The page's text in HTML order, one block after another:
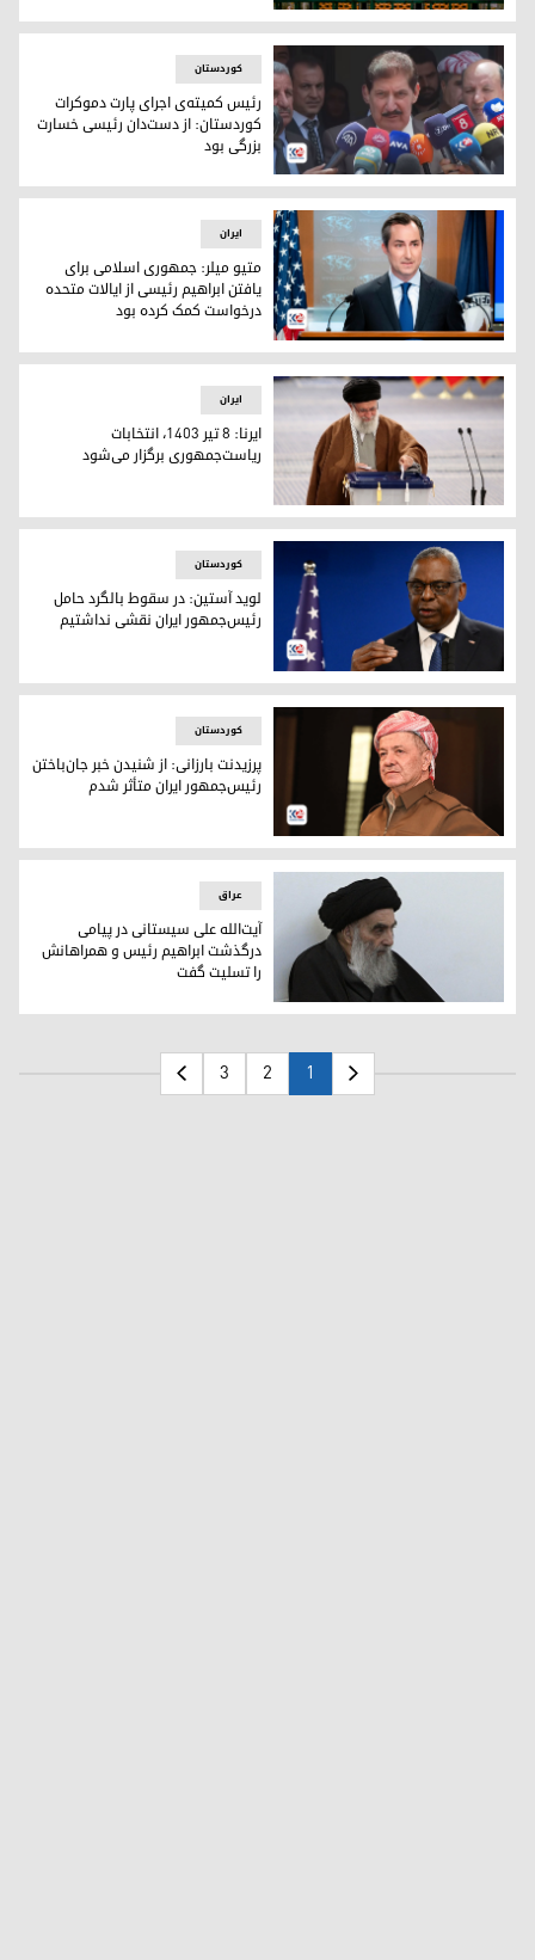
عزاداران در مراسم تشییع جنازه ابراهیم رئیسی، رئیس جمهور ایران در حرم
رئیس کمیته‌ی اجرای پارت دموکرات کوردستان: از دست‌دان
کوردستان
رئیس کمیته‌ی اجرای پارت دموکرات
کوردستان: از دست‌دان رئیسی خسارت
بزرگی بود
ماتیو میلر، سخنگوی وزارت امور خارجه آمریکا
ایران
متیو میلر: جمهوری اسلامی برای
یافتن ابراهیم رئیسی از ایالات متحده
درخواست کمک کرده بود
ایرنا: ۸ تیر ۱۴۰۳، انتخابات ریاست‌جمهوری برگزار می‌شود
ایران
ایرنا: ۸ تیر ۱۴۰۳، انتخابات
ریاست‌جمهوری برگزار می‌شود
لوید آستین، وزیر دفاع آمریکا
کوردستان
لوید آستین: در سقوط بالگرد حامل
رئیس‌جمهور ایران نقشی نداشتیم
پرزیدنت مسعود بارزانی
کوردستان
پرزیدنت بارزانی: از شنیدن خبر جان‌باختن
رئیس‌جمهور ایران متأثر شدم
آیت‌الله علی سیستانی
عراق
آیت‌الله علی سیستانی در پیامی
درگذشت ابراهیم رئیس و همراهانش
را تسلیت گفت
1
2
3